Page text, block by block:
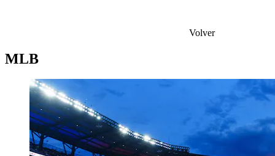
Volver
MLB